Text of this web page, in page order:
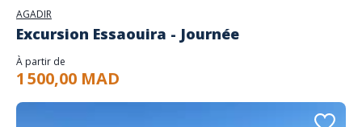
AGADIR
Excursion Essaouira - Journée
À partir de
1 500,00 MAD